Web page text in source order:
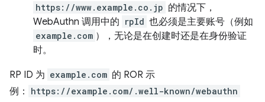
https://www.example.co.jp 的情况下，
WebAuthn 调用中的 rpId 也必须是主要账号（例如
example.com ），无论是在创建时还是在身份验证
时。
RP ID 为 example.com 的 ROR 示
例：
https://example.com/.well-known/webauthn